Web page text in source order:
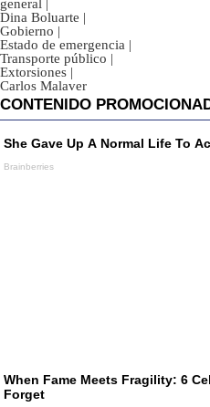
general |
Dina Boluarte |
Gobierno |
Estado de emergencia |
Transporte público |
Extorsiones |
Carlos Malaver